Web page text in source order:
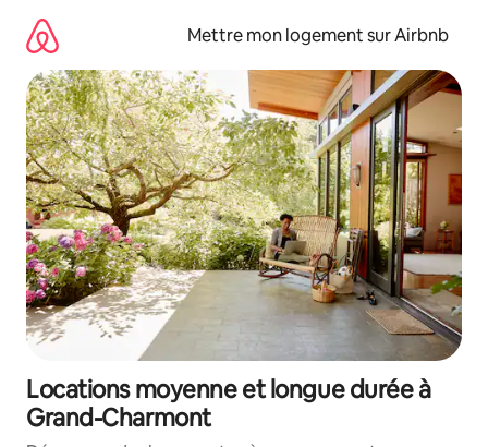
directement
contenu
Mettre mon logement sur Airbnb
Locations moyenne et longue durée à
Grand-Charmont